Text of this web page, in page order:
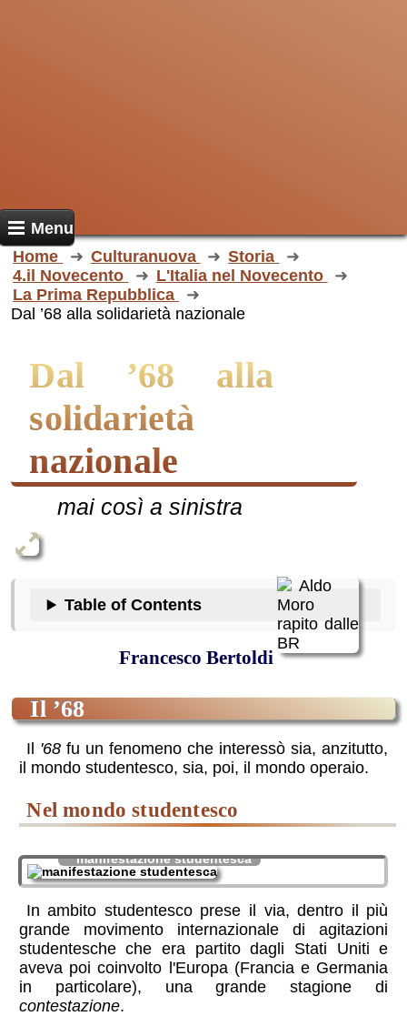
Menu
Home
Culturanuova
Storia
4.il Novecento
L'Italia nel Novecento
La Prima Repubblica
Dal ’68 alla solidarietà nazionale
Dal ’68 alla
solidarietà
nazionale
mai così a sinistra
Table of Contents
Francesco Bertoldi
il ’68
Il '68fu un fenomeno che interessò sia, anzitutto,
il mondo studentesco, sia, poi, il mondo operaio.
nel mondo studentesco
manifestazione studentesca
In ambito studentesco prese il via, dentro il più
grande movimento internazionale di agitazioni
studentesche che era partito dagli Stati Uniti e
aveva poi coinvolto l'Europa (Francia e Germania
in particolare), una grande stagione di
contestazione.